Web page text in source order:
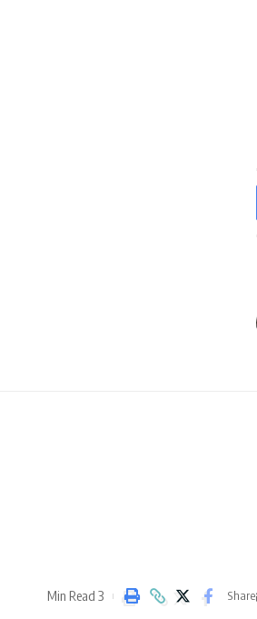
Share
3 Min Read